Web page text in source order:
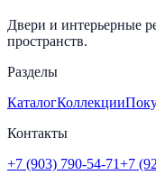
Двери и интерьерные
пространств.
Разделы
КаталогКоллекции
Контакты
+7 (903) 790-54-71+7